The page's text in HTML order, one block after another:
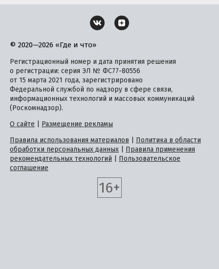
© 2020—2026 «Где и что»
Регистрационный номер и дата принятия решения
о регистрации: серия ЭЛ № ФС77-80556
от 15 марта 2021 года, зарегистрировано
Федеральной службой по надзору в сфере связи,
информационных технологий и массовых коммуникаций
(Роскомнадзор).
О сайте
Размещение рекламы
Правила использования материалов
Политика в области
обработки персональных данных
Правила применения
рекомендательных технологий
Пользовательское
соглашение
16+